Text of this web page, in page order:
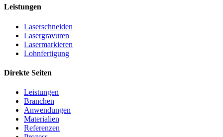
Leistungen
Laserschneiden
Lasergravuren
Lasermarkieren
Lohnfertigung
Direkte Seiten
Leistungen
Branchen
Anwendungen
Materialien
Referenzen